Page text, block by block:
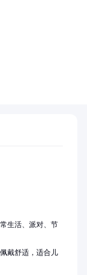
生活、派对、节
戴舒适，适合儿